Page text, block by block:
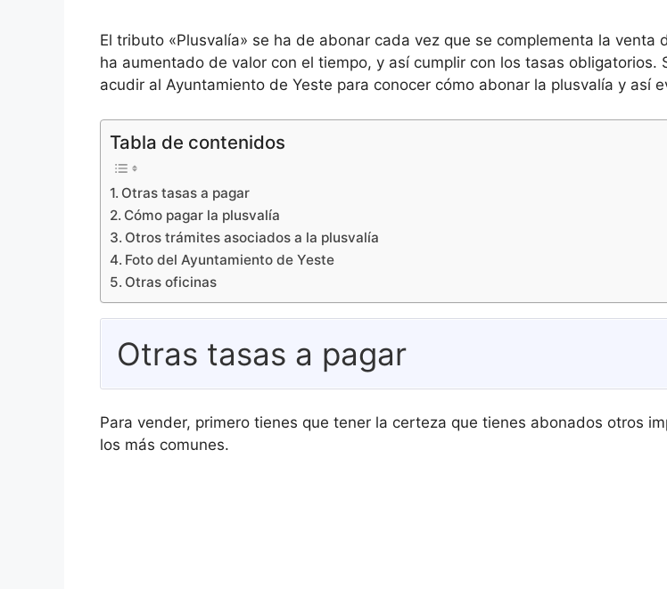
El tributo «Plusvalía» se ha de abonar cada vez que se complementa la
ha aumentado de valor con el tiempo, y así cumplir con los tasas
acudir al Ayuntamiento de Yeste para conocer cómo abonar la plusvalía y así
Tabla de contenidos
Otras tasas a pagar
Cómo pagar la plusvalía
Otros trámites asociados a la plusvalía
Foto del Ayuntamiento de Yeste
Otras oficinas
Otras tasas a pagar
Para vender, primero tienes que tener la certeza que tienes abonados otros
los más comunes.